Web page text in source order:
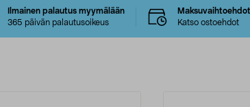
Ilmainen palautus myymälään
365 päivän palautusoikeus
Maksuvaihtoehdot
Katso ostoehdot